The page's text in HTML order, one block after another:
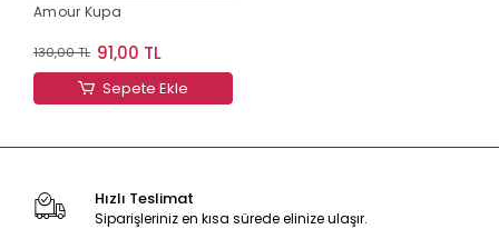
Amour Kupa
130,00 TL 91,00 TL
Sepete Ekle
Hızlı Teslimat
Siparişleriniz en kısa sürede elinize ulaşır.